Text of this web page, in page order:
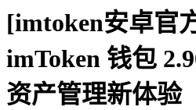
[imtoken安卓官
imToken 钱包
资产管理新体验